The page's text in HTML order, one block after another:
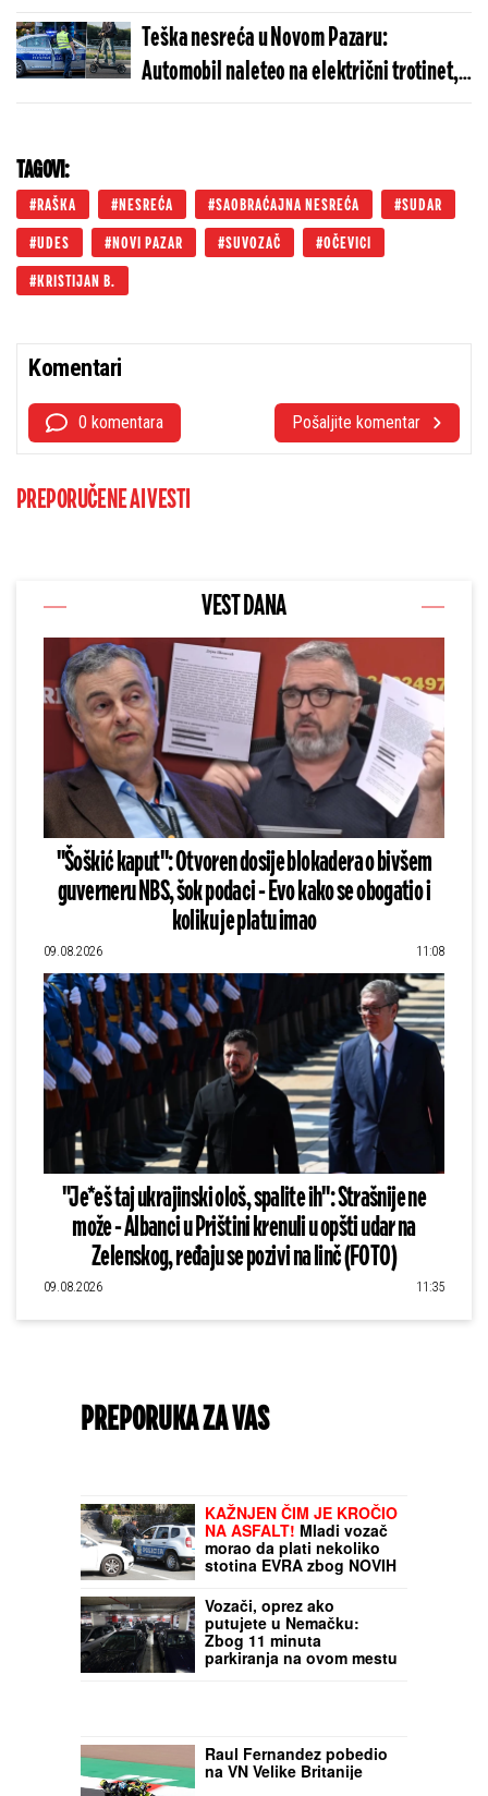
sa teškim povredama prevezen u Urgentni
Teška nesreća u Novom Pazaru:
Automobil naleteo na električni trotinet,
Hitna dojurila na lice mesta
TAGOVI:
RAŠKA NESREĆA SAOBRAĆAJNA NESREĆA SUDAR
UDES NOVI PAZAR SUVOZAČ OČEVICI
KRISTIJAN B.
Komentari
0 komentara Pošaljite komentar
PREPORUČENE AI VESTI
VEST DANA
"Šoškić kaput": Otvoren dosije blokadera o bivšem
guverneru NBS, šok podaci - Evo kako se obogatio i
koliku je platu imao
09.08.2026 11:08
"Je*eš taj ukrajinski ološ, spalite ih": Strašnije ne
može - Albanci u Prištini krenuli u opšti udar na
Zelenskog, ređaju se pozivi na linč (FOTO)
09.08.2026 11:35
PREPORUKA ZA VAS
KAŽNJEN ČIM JE KROČIO
NA ASFALT! Mladi vozač
morao da plati nekoliko
stotina EVRA zbog NOVIH
PRAVILA u Crnoj Gori
Vozači, oprez ako
putujete u Nemačku:
Zbog 11 minuta
parkiranja na ovom mestu
- kazna od gotovo 173
Raul Fernandez pobedio
na VN Velike Britanije